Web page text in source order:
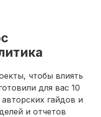
чтобы влиять
для вас 10
гайдов и
и отчетов